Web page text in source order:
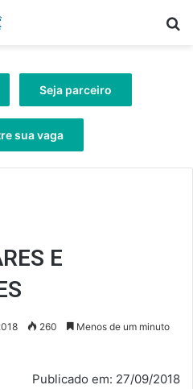
Seja parceiro
sua vaga
E
260 Menos de um minuto
Publicado em: 27/09/2018